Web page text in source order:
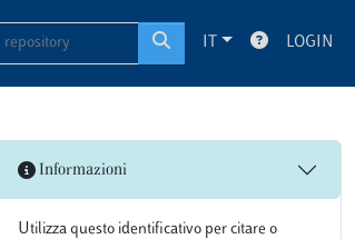
IT LOGIN
Informazioni
Utilizza questo identificativo per citare o